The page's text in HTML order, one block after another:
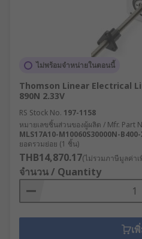
ไม่พร้อมจำหน่ายในตอนนี้
Thomson Linear Electrical
890N 2.33V
RS Stock No. 197-1158
หมายเลขชิ้นส่วนของผู้ผลิต / Mfr. Part
MLS17A10-M10060S30000N-
ยอดรวมย่อย (1 ชิ้น)
THB14,870.17(ไม่รวมภาษีมูลค่าเ
จำนวน / Quantity
เ